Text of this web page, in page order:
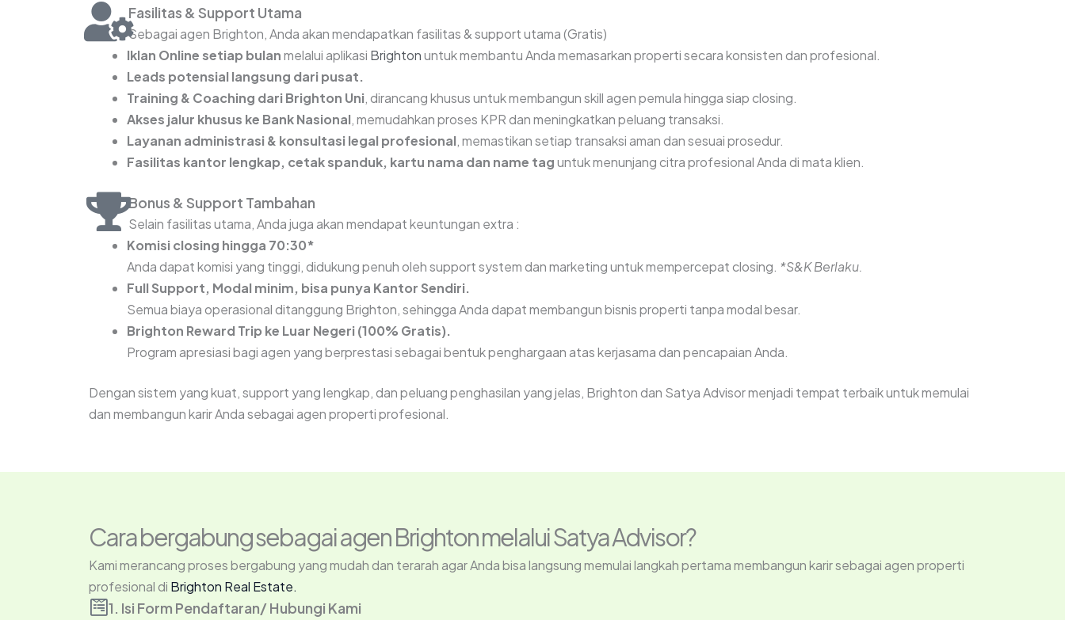
Fasilitas & Support Utama
Sebagai agen Brighton, Anda akan mendapatkan fasilitas & support utama (Gratis)
Iklan Online setiap bulanmelalui aplikasi Brightonuntuk membantu Anda memasarkan properti secara konsisten dan profesional.
Leads potensial langsung dari pusat.
Training & Coaching dari Brighton Uni, dirancang khusus untuk membangun skill agen pemula hingga siap closing.
Akses jalur khusus ke Bank Nasional, memudahkan proses KPR dan meningkatkan peluang transaksi.
Layanan administrasi & konsultasi legal profesional, memastikan setiap transaksi aman dan sesuai prosedur.
Fasilitas kantor lengkap, cetak spanduk, kartu nama dan name taguntuk menunjang citra profesional Anda di mata klien.
Bonus & Support Tambahan
Selain fasilitas utama, Anda juga akan mendapat keuntungan extra :
Komisi closing hingga 70:30*
Anda dapat komisi yang tinggi, didukung penuh oleh support system dan marketing untuk mempercepat closing. *S&K Berlaku.
Full Support, Modal minim, bisa punya Kantor Sendiri.
Semua biaya operasional ditanggung Brighton, sehingga Anda dapat membangun bisnis properti tanpa modal besar.
Brighton Reward Trip ke Luar Negeri (100% Gratis).
Program apresiasi bagi agen yang berprestasi sebagai bentuk penghargaan atas kerjasama dan pencapaian Anda.
Dengan sistem yang kuat, support yang lengkap, dan peluang penghasilan yang jelas, Brighton dan Satya Advisor menjadi tempat terbaik untuk memulai
dan membangun karir Anda sebagai agen properti profesional.
Cara bergabung sebagai agen Brighton melalui Satya Advisor?
Kami merancang proses bergabung yang mudah dan terarah agar Anda bisa langsung memulai langkah pertama membangun karir sebagai agen properti
profesional di Brighton Real Estate.
1. Isi Form Pendaftaran/ Hubungi Kami